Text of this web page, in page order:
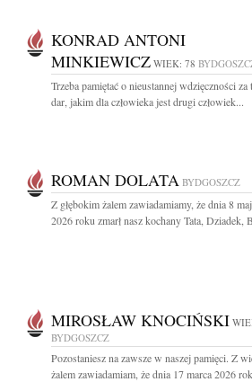
KONRAD ANTONI
MINKIEWICZ WIEK: 78
Trzeba pamiętać o nieustannej wdzięczności za
dar, jakim dla człowieka jest drugi człowiek...
ROMAN DOLATA BYDGOSZCZ
Z głębokim żalem zawiadamiamy, że dnia 8
2026 roku zmarł nasz kochany Tata, Dziadek,
MIROSŁAW KNOCIŃSKI
BYDGOSZCZ
Pozostaniesz na zawsze w naszej pamięci. Z
żalem zawiadamiam, że dnia 17 marca 2026